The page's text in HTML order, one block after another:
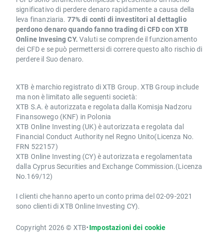
significativo di perdere denaro rapidamente a causa della
leva finanziaria. 77% di conti di investitori al dettaglio
perdono denaro quando fanno trading di CFD con XTB
Online Invesing CY. Valuti se comprende il funzionamento
dei CFD e se può permettersi di correre questo alto rischio di
perdere il Suo denaro.
XTB è marchio registrato di XTB Group. XTB Group include
ma non è limitato alle seguenti società:
XTB S.A. è autorizzata e regolata dalla Komisja Nadzoru
Finansowego (KNF) in Polonia
XTB Online Investing (UK) è autorizzata e regolata dal
Financial Conduct Authority nel Regno Unito(Licenza No.
FRN 522157)
XTB Online Investing (CY) è autorizzata e regolamentata
dalla Cyprus Securities and Exchange Commission.(Licenza
No.169/12)
I clienti che hanno aperto un conto prima del 02-09-2021
sono clienti di XTB Online Investing CY).
Copyright 2026 © XTB•Impostazioni dei cookie